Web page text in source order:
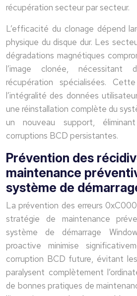
récupération secteur par secteur.
L’efficacité du clonage dépend
physique du disque dur. Les
dégradations magnétiques
l’image clonée, nécessitant
récupération spécialisées.
l’intégralité des données
une réinstallation complète du
un nouveau support,
corruptions BCD persistantes.
Prévention des
maintenance
système de
La prévention des erreurs
stratégie de maintenance
système de démarrage
proactive minimise
corruption BCD future, évitant
paralysent complètement
de bonnes pratiques de